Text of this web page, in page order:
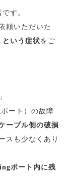
す。
頼いただいた
という症状をご
ート）の故障
ーブル側の破損
スも少なくあり
ポート内に残